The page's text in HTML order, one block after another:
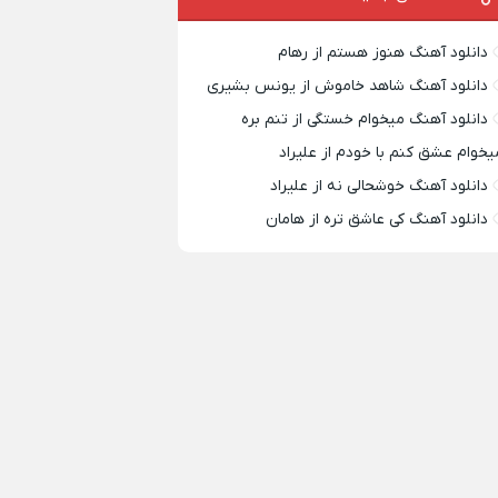
دانلود آهنگ هنوز هستم از رهام
دانلود آهنگ شاهد خاموش از یونس بشیری
دانلود آهنگ میخوام خستگی از تنم بره
عشق کنم با خودم از علیراد
دانلود آهنگ خوشحالی نه از علیراد
دانلود آهنگ کی عاشق تره از هامان